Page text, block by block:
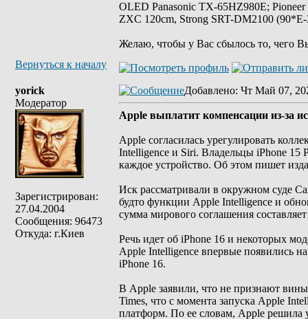
OLED Panasonic TX-65HZ980E;
ZXC 120cm, Strong SRT-DM2100
Желаю, чтобы у Вас сбылось то, чего
Вернуться к началу
yorick
Модератор
Зарегистрирован:
27.04.2004
Сообщения: 96473
Откуда: г.Киев
Добавлено: Чт Май 07,
Apple выплатит компенсации из-за
Apple согласилась урегулировать
Intelligence и Siri. Владельцы iPhone 15
каждое устройство. Об этом пишет
Иск рассматривали в окружном суде
будто функции Apple Intelligence и
сумма мирового соглашения
Речь идет об iPhone 16 и некоторых
Apple Intelligence впервые появились
iPhone 16.
В Apple заявили, что не признают
Times, что с момента запуска Apple
платформ. По ее словам, Apple решила